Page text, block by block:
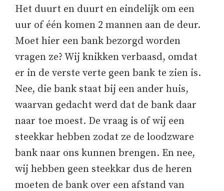
Het duurt en duurt en eindelijk om een
uur of één komen 2 mannen aan de deur.
Moet hier een bank bezorgd worden
vragen ze? Wij knikken verbaasd, omdat
er in de verste verte geen bank te zien is.
Nee, die bank staat bij een ander huis,
waarvan gedacht werd dat de bank daar
naar toe moest. De vraag is of wij een
steekkar hebben zodat ze de loodzware
bank naar ons kunnen brengen. En nee,
wij hebben geen steekkar dus de heren
moeten de bank over een afstand van